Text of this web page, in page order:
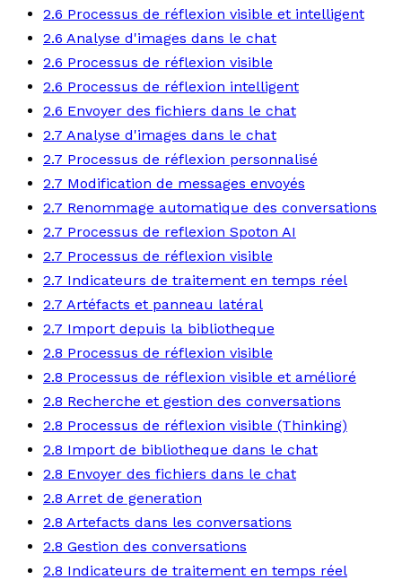
2.6 Processus de réflexion visible et intelligent
2.6 Analyse d'images dans le chat
2.6 Processus de réflexion visible
2.6 Processus de réflexion intelligent
2.6 Envoyer des fichiers dans le chat
2.7 Analyse d'images dans le chat
2.7 Processus de réflexion personnalisé
2.7 Modification de messages envoyés
2.7 Renommage automatique des conversations
2.7 Processus de reflexion Spoton AI
2.7 Processus de réflexion visible
2.7 Indicateurs de traitement en temps réel
2.7 Artéfacts et panneau latéral
2.7 Import depuis la bibliotheque
2.8 Processus de réflexion visible
2.8 Processus de réflexion visible et amélioré
2.8 Recherche et gestion des conversations
2.8 Processus de réflexion visible (Thinking)
2.8 Import de bibliotheque dans le chat
2.8 Envoyer des fichiers dans le chat
2.8 Arret de generation
2.8 Artefacts dans les conversations
2.8 Gestion des conversations
2.8 Indicateurs de traitement en temps réel